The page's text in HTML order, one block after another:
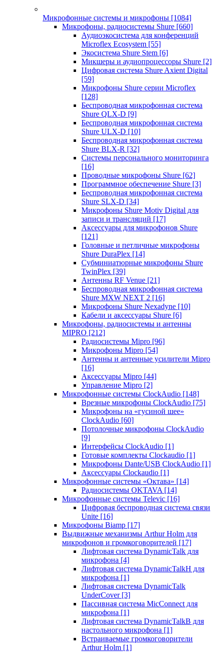
Микрофонные системы и микрофоны [1084]
Микрофоны, радиосистемы Shure [660]
Аудиоэкосистема для конференций
Microflex Ecosystem [55]
Экосистема Shure Stem [6]
Микшеры и аудиопроцессоры Shure [2]
Цифровая система Shure Axient Digital
[59]
Микрофоны Shure серии Microflex
[128]
Беспроводная микрофонная система
Shure QLX-D [9]
Беспроводная микрофонная система
Shure ULX-D [10]
Беспроводная микрофонная система
Shure BLX-R [32]
Системы персонального мониторинга
[16]
Проводные микрофоны Shure [62]
Программное обеспечение Shure [3]
Беспроводная микрофонная система
Shure SLX-D [34]
Микрофоны Shure Motiv Digital для
записи и трансляций [17]
Аксессуары для микрофонов Shure
[121]
Головные и петличные микрофоны
Shure DuraPlex [14]
Субминиатюрные микрофоны Shure
TwinPlex [39]
Антенны RF Venue [21]
Беспроводная микрофонная система
Shure MXW NEXT 2 [16]
Микрофоны Shure Nexadyne [10]
Кабели и аксессуары Shure [6]
Микрофоны, радиосистемы и антенны
MIPRO [212]
Радиосистемы Mipro [96]
Микрофоны Mipro [54]
Антенны и антенные усилители Mipro
[16]
Аксессуары Mipro [44]
Управление Mipro [2]
Микрофонные системы ClockAudio [148]
Врезные микрофоны ClockAudio [75]
Микрофоны на «гусиной шее»
ClockAudio [60]
Потолочные микрофоны ClockAudio
[9]
Интерфейсы ClockAudio [1]
Готовые комплекты Clockaudio [1]
Микрофоны Dante/USB ClockAudio [1]
Аксессуары Clockaudio [1]
Микрофонные системы «Октава» [14]
Радиосистемы OKTAVA [14]
Микрофонные системы Televic [16]
Цифровая беспроводная система связи
Unite [16]
Микрофоны Biamp [17]
Выдвижные механизмы Arthur Holm для
микрофонов и громкоговорителей [17]
Лифтовая система DynamicTalk для
микрофона [4]
Лифтовая система DynamicTalkH для
микрофона [1]
Лифтовая система DynamicTalk
UnderCover [3]
Пассивная система MicConnect для
микрофона [1]
Лифтовая система DynamicTalkB для
настольного микрофона [1]
Встраиваемые громкоговорители
Arthur Holm [1]